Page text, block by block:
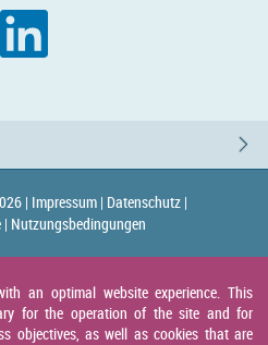
| Impressum | Datenschutz |
| Nutzungsbedingungen
an optimal website experience. This
for the operation of the site and for
objectives, as well as cookies that are